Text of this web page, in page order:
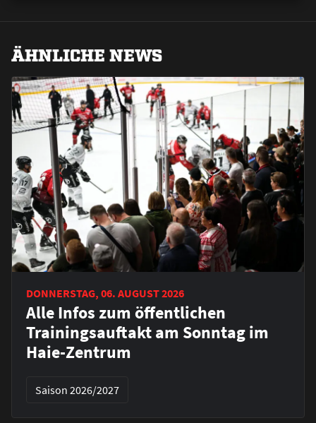
ÄHNLICHE NEWS
DONNERSTAG, 06. AUGUST 2026
Alle Infos zum öffentlichen
Trainingsauftakt am Sonntag im
Haie-Zentrum
Saison 2026/2027